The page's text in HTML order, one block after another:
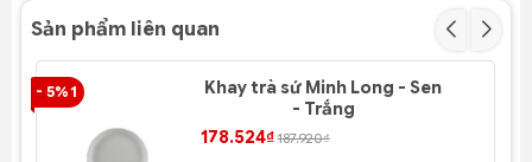
Sản phẩm liên quan
- 5% 1
Khay trà sứ Minh Long - Sen
- Trắng
178.524₫ 187.920₫